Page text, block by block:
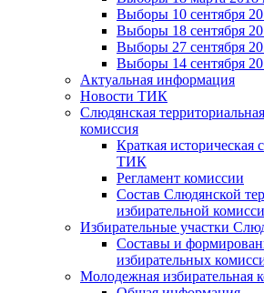
Выборы 10 сентября
Выборы 18 сентября
Выборы 27 сентября
Выборы 14 сентября
Актуальная информация
Новости ТИК
Слюдянская
комиссия
Краткая историческая
ТИК
Регламент комиссии
Состав Слюдянской
избирательной
Избирательные участки
Составы и
избирательных
Молодежная избирательная